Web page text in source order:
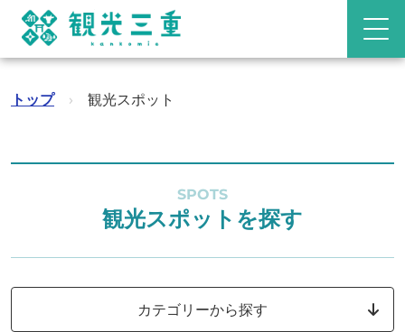
トップ › 観光スポット
SPOTS
観光スポットを探す
カテゴリーから探す